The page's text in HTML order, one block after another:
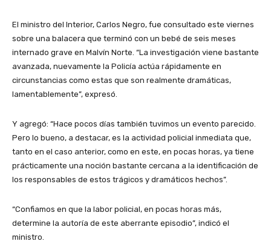
El ministro del Interior, Carlos Negro, fue consultado este viernes
sobre una balacera que terminó con un bebé de seis meses
internado grave en Malvín Norte. “La investigación viene bastante
avanzada, nuevamente la Policía actúa rápidamente en
circunstancias como estas que son realmente dramáticas,
lamentablemente”, expresó.
Y agregó: “Hace pocos días también tuvimos un evento parecido.
Pero lo bueno, a destacar, es la actividad policial inmediata que,
tanto en el caso anterior, como en este, en pocas horas, ya tiene
prácticamente una noción bastante cercana a la identificación de
los responsables de estos trágicos y dramáticos hechos”.
“Confiamos en que la labor policial, en pocas horas más,
determine la autoría de este aberrante episodio”, indicó el
ministro.